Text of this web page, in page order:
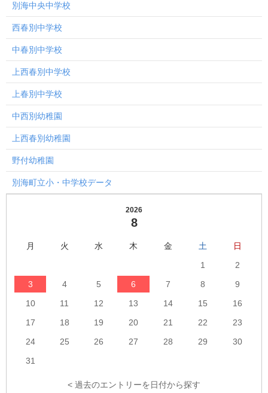
別海中央中学校
西春別中学校
中春別中学校
上西春別中学校
上春別中学校
中西別幼稚園
上西春別幼稚園
野付幼稚園
別海町立小・中学校データ
2026
8
月 火 水 木 金 土
日
1
2
3
4 5 6 7 8
9
10
11 12 13 14 15
16
17
18 19 20 21 22
23
24
25 26 27 28 29
30
31
< 過去のエントリーを日付から探す